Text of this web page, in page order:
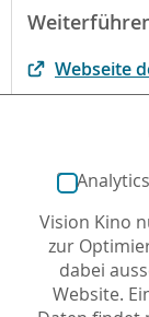
Webseite
Der Film
Autor*in: Lisa
Aktualisierung:
Analytics
Vision Kino
zur
dabei
Website.